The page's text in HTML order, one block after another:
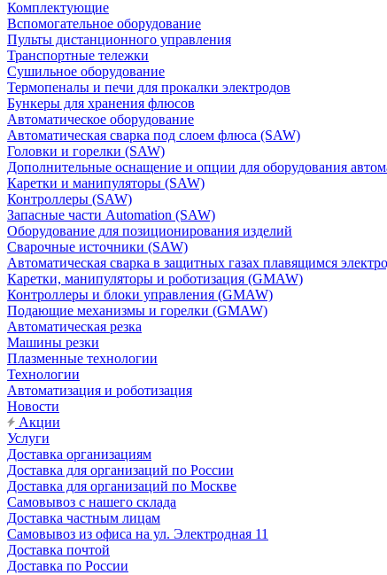
Комплектующие
Вспомогательное оборудование
Пульты дистанционного управления
Транспортные тележки
Сушильное оборудование
Термопеналы и печи для прокалки электродов
Бункеры для хранения флюсов
Автоматическое оборудование
Автоматическая сварка под слоем флюса (SAW)
Головки и горелки (SAW)
Дополнительные оснащение и опции для оборудования
Каретки и манипуляторы (SAW)
Контроллеры (SAW)
Запасные части Automation (SAW)
Оборудование для позиционирования изделий
Сварочные источники (SAW)
Автоматическая сварка в защитных газах плавящимся
Каретки, манипуляторы и роботизация (GMAW)
Контроллеры и блоки управления (GMAW)
Подающие механизмы и горелки (GMAW)
Автоматическая резка
Машины резки
Плазменные технологии
Технологии
Автоматизация и роботизация
Новости
Акции
Услуги
Доставка организациям
Доставка для организаций по России
Доставка для организаций по Москве
Самовывоз с нашего склада
Доставка частным лицам
Самовывоз из офиса на ул. Электродная 11
Доставка почтой
Доставка по России